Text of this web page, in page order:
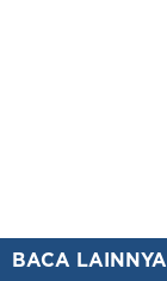
BACA LAINNYA